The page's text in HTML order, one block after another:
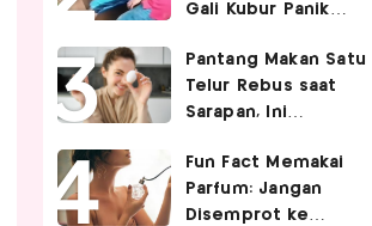
Gali Kubur Panik
Pantang Makan Satu
Telur Rebus saat
Sarapan, Ini
Ahli Gizi!
Fun Fact Memakai
Parfum: Jangan
Disemprot ke